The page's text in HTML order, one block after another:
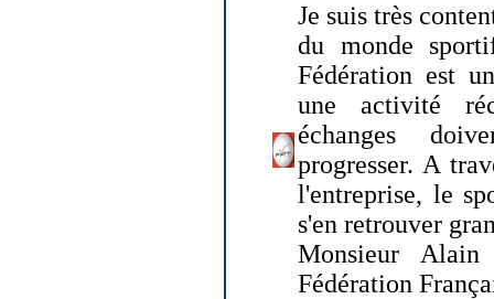
Je suis très
du monde
Fédération est
une activité
échanges
progresser. A
l'entreprise, le
s'en retrouver
Monsieur
Fédération